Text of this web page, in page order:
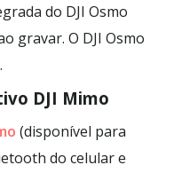
do DJI Osmo
gravar. O DJI Osmo
DJI Mimo
(disponível para
do celular e